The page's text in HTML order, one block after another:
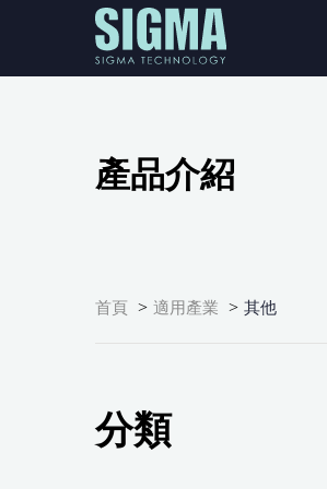
產品介紹
首頁 > 適用產業 > 其他
分類